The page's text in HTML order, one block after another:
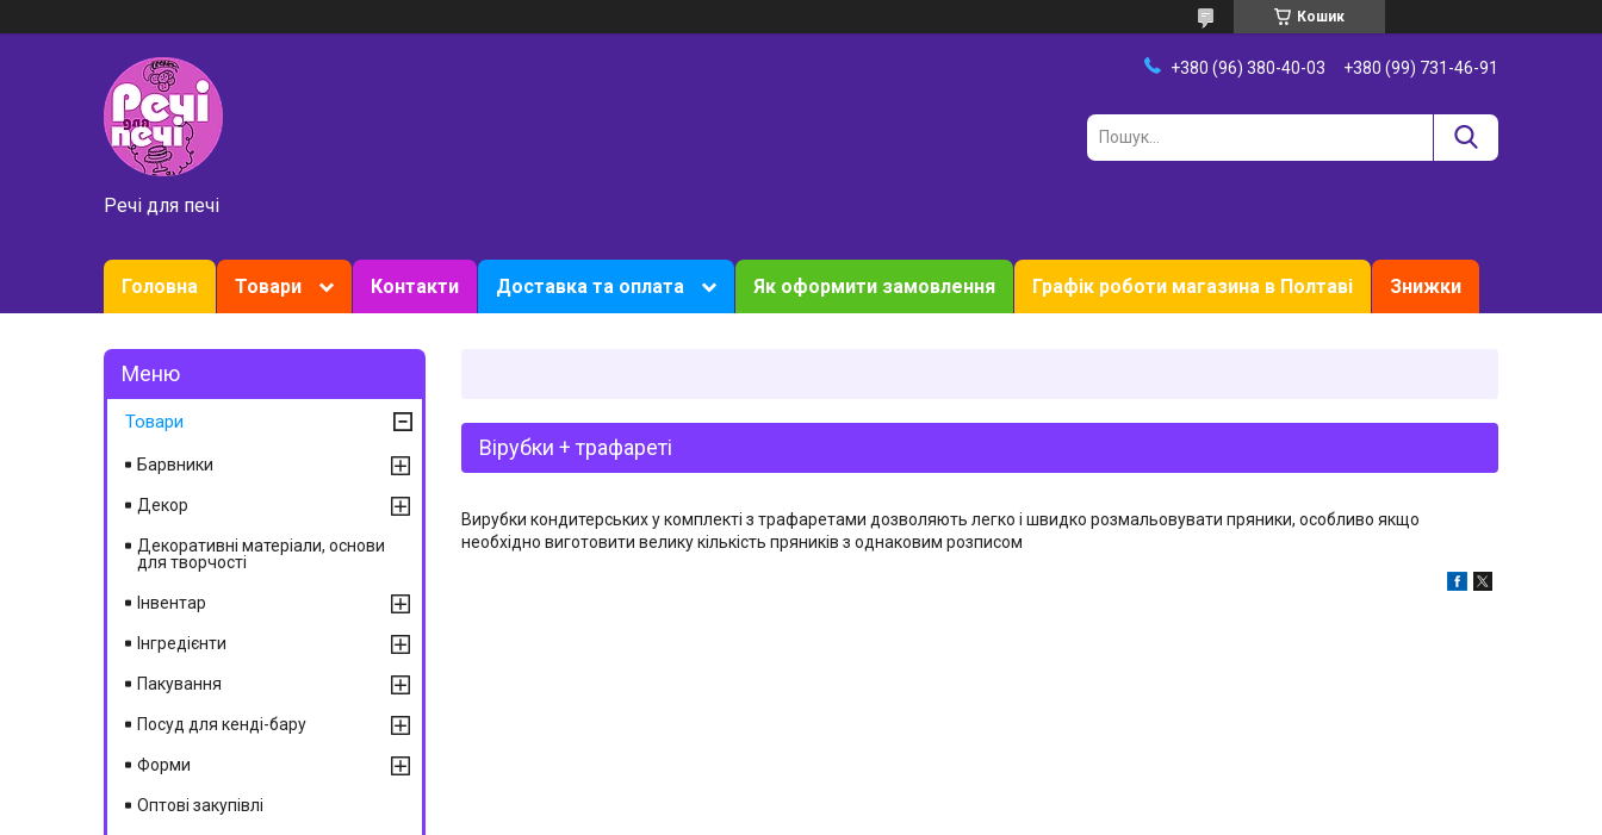
Кошик
Речі для печі
+380 (96) 380-40-03 +380 (99) 731-46-91
Головна Товари Контакти Доставка та оплата Як оформити замовлення Графік роботи магазина в Полтаві Знижки
Вірубки + трафареті
Вирубки кондитерських у комплекті з трафаретами дозволяють легко і швидко розмальовувати пряники, особливо якщо
необхідно виготовити велику кількість пряників з однаковим розписом
Товари
Барвники
Декор
Декоративні матеріали, основи
для творчості
Інвентар
Інгредієнти
Пакування
Посуд для кенді-бару
Форми
Оптові закупівлі